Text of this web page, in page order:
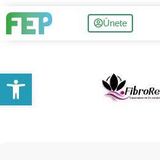
Únete
Abrir barra de herramientas